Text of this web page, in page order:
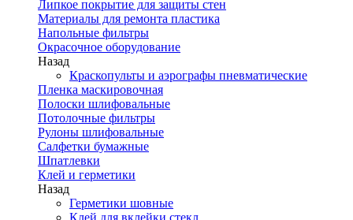
Липкое покрытие для защиты стен
Материалы для ремонта пластика
Напольные фильтры
Окрасочное оборудование
Назад
Краскопульты и аэрографы пневматические
Пленка маскировочная
Полоски шлифовальные
Потолочные фильтры
Рулоны шлифовальные
Салфетки бумажные
Шпатлевки
Клей и герметики
Назад
Герметики шовные
Клей для вклейки стекл